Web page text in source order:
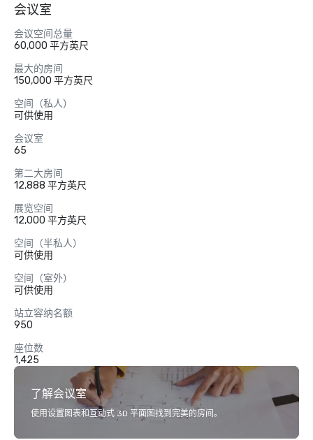
会议室
会议空间总量
60,000 平方英尺
最大的房间
150,000 平方英尺
空间（私人）
可供使用
会议室
65
第二大房间
12,888 平方英尺
展览空间
12,000 平方英尺
空间（半私人）
可供使用
空间（室外）
可供使用
站立容纳名额
950
座位数
1,425
了解会议室
使用设置图表和互动式 3D 平面图找到完美的房间。